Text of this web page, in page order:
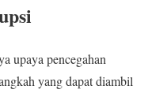
upaya pencegahan
yang dapat diambil